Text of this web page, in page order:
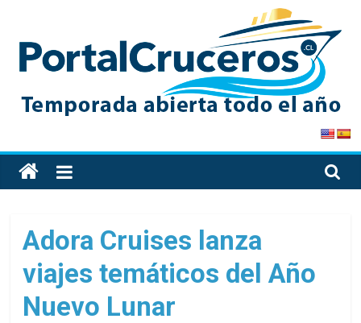
content
PortalCruceros
Toda
la
cruceros
en
solo
Adora Cruises lanza
viajes temáticos del Año
Nuevo Lunar